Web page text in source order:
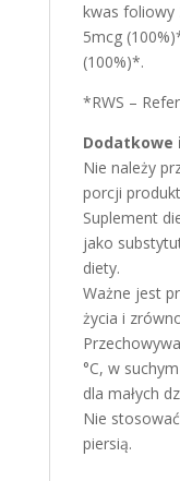
kwas foliowy
5mcg
(100%)*.
*RWS –
Dodatkowe
Nie należy
porcji
Suplement
jako
diety.
Ważne jest
życia i
°C, w
dla małych
Nie
piersią.